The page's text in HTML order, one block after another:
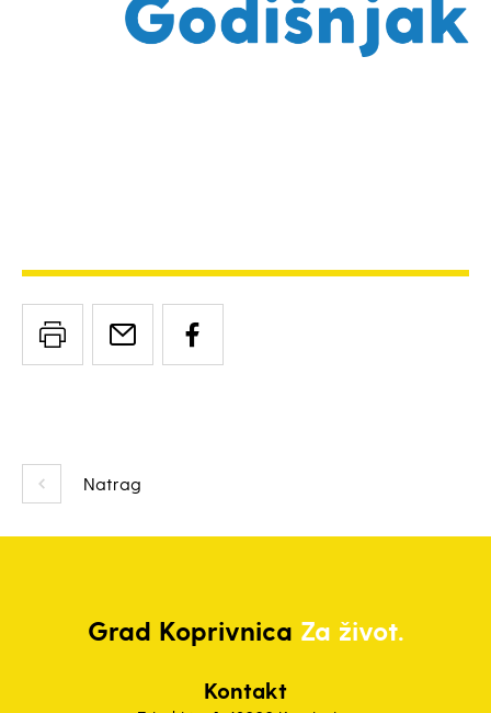
Natrag
Grad Koprivnica Za život.
Kontakt